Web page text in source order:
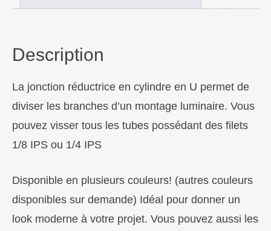
Description
La jonction réductrice en cylindre en U permet de
diviser les branches d’un montage luminaire. Vous
pouvez visser tous les tubes possédant des filets
1/8 IPS ou 1/4 IPS
Disponible en plusieurs couleurs! (autres couleurs
disponibles sur demande) Idéal pour donner un
look moderne à votre projet. Vous pouvez aussi les